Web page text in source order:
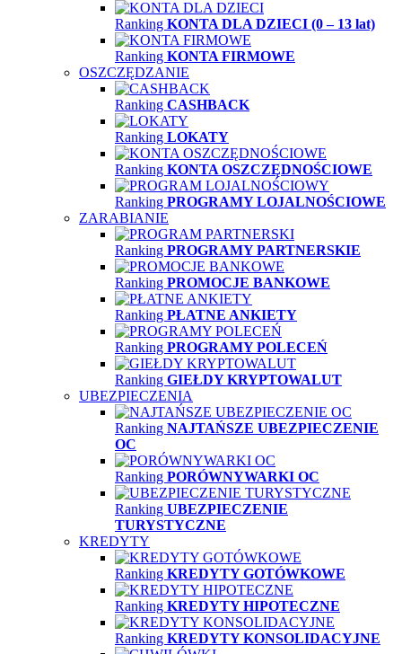
Ranking KONTA DLA DZIECI (0 – 13 lat)
Ranking KONTA FIRMOWE
OSZCZĘDZANIE
Ranking CASHBACK
Ranking LOKATY
Ranking KONTA OSZCZĘDNOŚCIOWE
Ranking PROGRAMY LOJALNOŚCIOWE
ZARABIANIE
Ranking PROGRAMY PARTNERSKIE
Ranking PROMOCJE BANKOWE
Ranking PŁATNE ANKIETY
Ranking PROGRAMY POLECEŃ
Ranking GIEŁDY KRYPTOWALUT
UBEZPIECZENIA
Ranking NAJTAŃSZE UBEZPIECZENIE
OC
Ranking PORÓWNYWARKI OC
Ranking UBEZPIECZENIE
TURYSTYCZNE
KREDYTY
Ranking KREDYTY GOTÓWKOWE
Ranking KREDYTY HIPOTECZNE
Ranking KREDYTY KONSOLIDACYJNE